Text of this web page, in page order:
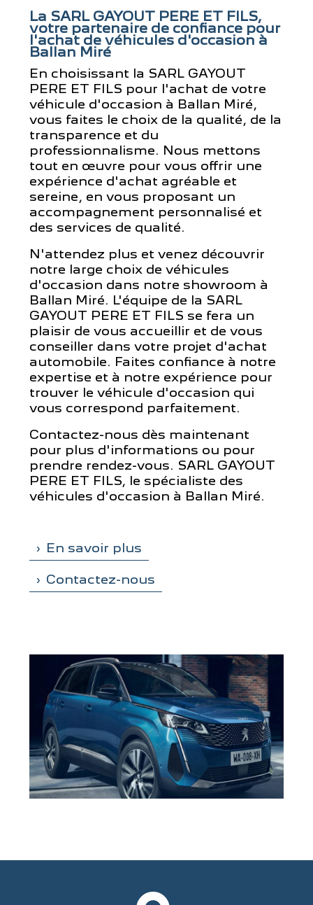
La SARL GAYOUT PERE ET FILS,
votre partenaire de confiance pour
l'achat de véhicules d'occasion à
Ballan Miré
En choisissant la SARL GAYOUT
PERE ET FILS pour l'achat de votre
véhicule d'occasion à Ballan Miré,
vous faites le choix de la qualité, de la
transparence et du
professionnalisme. Nous mettons
tout en œuvre pour vous offrir une
expérience d'achat agréable et
sereine, en vous proposant un
accompagnement personnalisé et
des services de qualité.
N'attendez plus et venez découvrir
notre large choix de véhicules
d'occasion dans notre showroom à
Ballan Miré. L'équipe de la SARL
GAYOUT PERE ET FILS se fera un
plaisir de vous accueillir et de vous
conseiller dans votre projet d'achat
automobile. Faites confiance à notre
expertise et à notre expérience pour
trouver le véhicule d'occasion qui
vous correspond parfaitement.
Contactez-nous dès maintenant
pour plus d'informations ou pour
prendre rendez-vous. SARL GAYOUT
PERE ET FILS, le spécialiste des
véhicules d'occasion à Ballan Miré.
En savoir plus
Contactez-nous